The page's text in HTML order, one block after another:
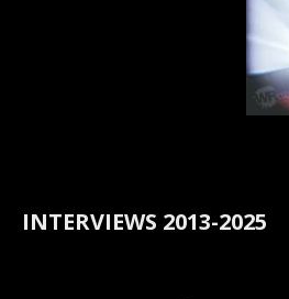
INTERVIEWS 2013-2025